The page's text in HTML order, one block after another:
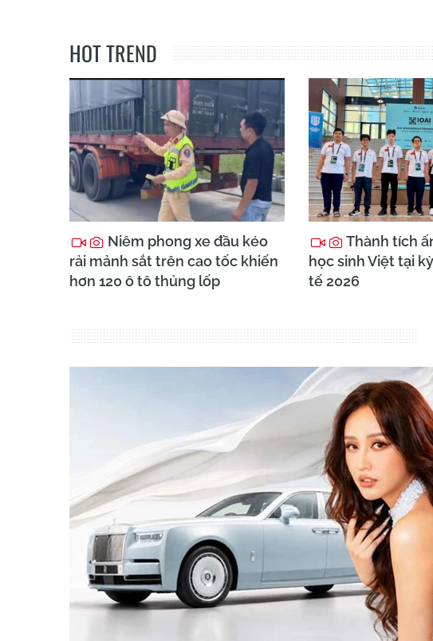
HOT TREND
Niêm phong xe đầu kéo
rải mảnh sắt trên cao tốc khiến
hơn 120 ô tô thủng lốp
Thành tích
học sinh Việt tại
tế 2026